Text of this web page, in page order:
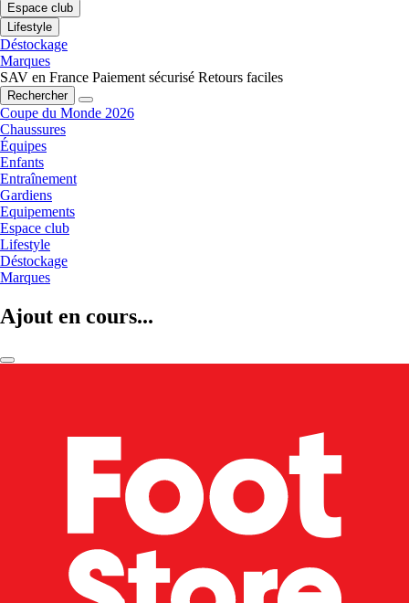
Espace club
Lifestyle
Déstockage
Marques
SAV en France Paiement sécurisé Retours faciles
Rechercher
Coupe du Monde 2026
Chaussures
Équipes
Enfants
Entraînement
Gardiens
Equipements
Espace club
Lifestyle
Déstockage
Marques
Ajout en cours...